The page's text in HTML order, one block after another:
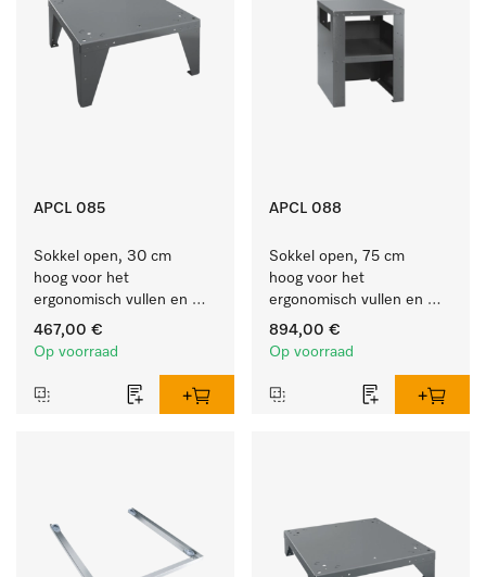
APCL 085
Sokkel open, 30 cm
hoog voor het
ergonomisch vullen en
legen van de wasmachine
en droogkast.
467,00 €
Op voorraad
APCL 088
Sokkel open, 75 cm
hoog voor het
ergonomisch vullen en
legen van de wasmachine
en droogkast.
894,00 €
Op voorraad